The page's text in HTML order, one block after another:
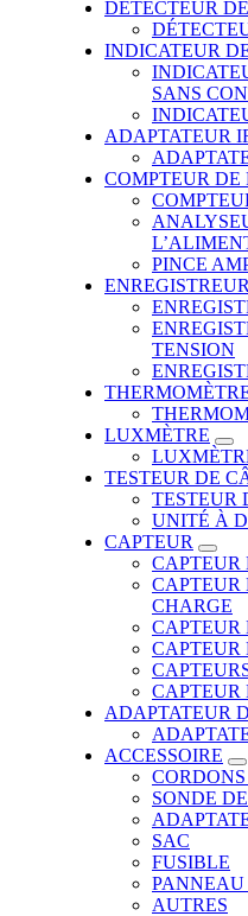
DÉTECTEUR
INDICATEUR
SANS
ADAPTATEUR
COMPTEUR DE
PINCE
ENREGISTREUR
TENSION
LUXMÈTRE
TESTEUR DE
TESTEUR
UNITÉ À
CAPTEUR
CAPTEUR
CAPTEUR
CHARGE
CAPTEUR
CAPTEUR
CAPTEUR
ADAPTATEUR
ACCESSOIRE
SONDE
SAC
FUSIBLE
PANNEAU
AUTRES